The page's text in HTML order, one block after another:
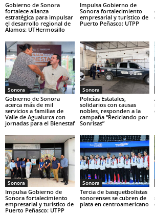
Gobierno de Sonora
fortalece alianza
estratégica para impulsar
el desarrollo regional de
Álamos: UTHermosillo
Impulsa Gobierno de
Sonora fortalecimiento
empresarial y turístico de
Puerto Peñasco: UTPP
Sonora
Gobierno de Sonora
acerca más de mil
servicios a familias de
Valle de Agualurca con
jornadas para el Bienestaf
Sonora
Policías Estatales,
solidarios con causas
nobles, responden a la
campaña “Reciclando por
Sonrisas”
Sonora
Impulsa Gobierno de
Sonora fortalecimiento
empresarial y turístico de
Puerto Peñasco: UTPP
Sonora
Tercia de basquetbolistas
sonorenses se cubren de
plata en centroamericano